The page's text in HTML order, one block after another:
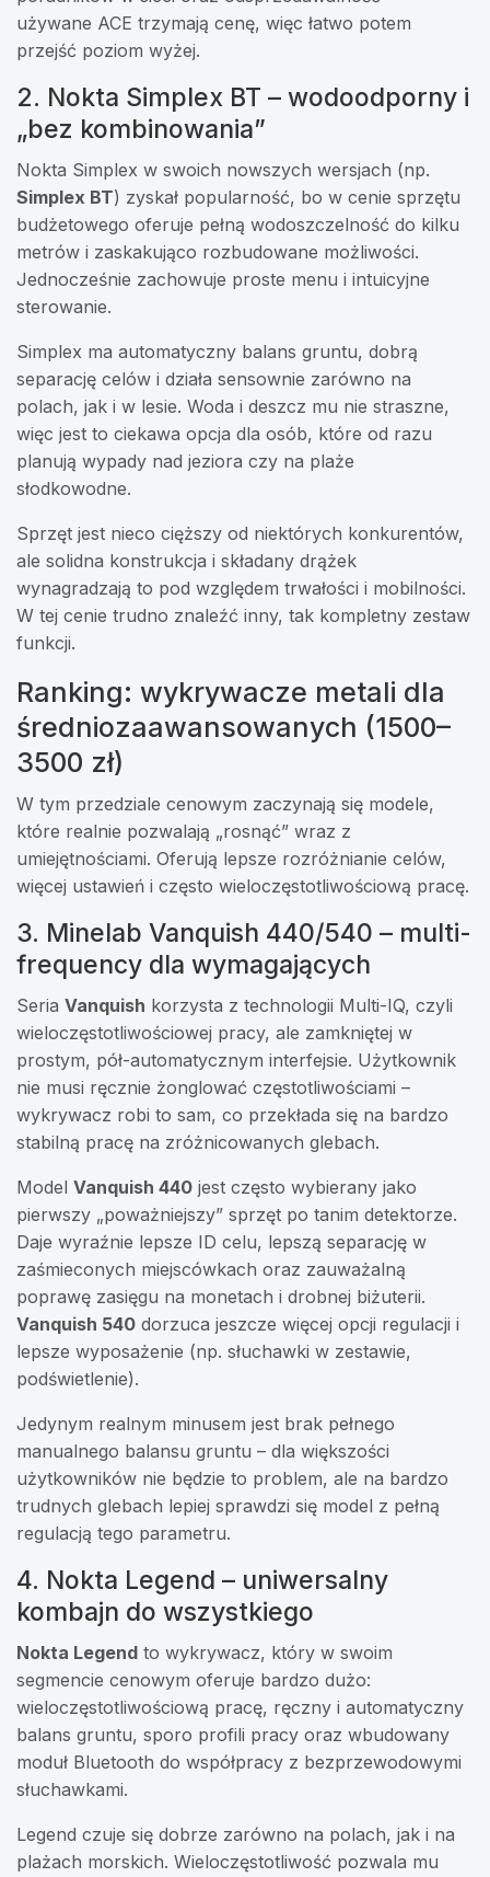
używane ACE trzymają cenę, więc łatwo potem
przejść poziom wyżej.
2. Nokta Simplex BT – wodoodporny i
„bez kombinowania”
Nokta Simplex w swoich nowszych wersjach (np.
Simplex BT) zyskał popularność, bo w cenie sprzętu
budżetowego oferuje pełną wodoszczelność do kilku
metrów i zaskakująco rozbudowane możliwości.
Jednocześnie zachowuje proste menu i intuicyjne
sterowanie.
Simplex ma automatyczny balans gruntu, dobrą
separację celów i działa sensownie zarówno na
polach, jak i w lesie. Woda i deszcz mu nie straszne,
więc jest to ciekawa opcja dla osób, które od razu
planują wypady nad jeziora czy na plaże
słodkowodne.
Sprzęt jest nieco cięższy od niektórych konkurentów,
ale solidna konstrukcja i składany drążek
wynagradzają to pod względem trwałości i mobilności.
W tej cenie trudno znaleźć inny, tak kompletny zestaw
funkcji.
Ranking: wykrywacze metali dla
średniozaawansowanych (1500–
3500 zł)
W tym przedziale cenowym zaczynają się modele,
które realnie pozwalają „rosnąć” wraz z
umiejętnościami. Oferują lepsze rozróżnianie celów,
więcej ustawień i często wieloczęstotliwościową pracę.
3. Minelab Vanquish 440/540 – multi-
frequency dla wymagających
Seria Vanquish korzysta z technologii Multi-IQ, czyli
wieloczęstotliwościowej pracy, ale zamkniętej w
prostym, pół-automatycznym interfejsie. Użytkownik
nie musi ręcznie żonglować częstotliwościami –
wykrywacz robi to sam, co przekłada się na bardzo
stabilną pracę na zróżnicowanych glebach.
Model Vanquish 440 jest często wybierany jako
pierwszy „poważniejszy” sprzęt po tanim detektorze.
Daje wyraźnie lepsze ID celu, lepszą separację w
zaśmieconych miejscówkach oraz zauważalną
poprawę zasięgu na monetach i drobnej biżuterii.
Vanquish 540 dorzuca jeszcze więcej opcji regulacji i
lepsze wyposażenie (np. słuchawki w zestawie,
podświetlenie).
Jedynym realnym minusem jest brak pełnego
manualnego balansu gruntu – dla większości
użytkowników nie będzie to problem, ale na bardzo
trudnych glebach lepiej sprawdzi się model z pełną
regulacją tego parametru.
4. Nokta Legend – uniwersalny
kombajn do wszystkiego
Nokta Legend to wykrywacz, który w swoim
segmencie cenowym oferuje bardzo dużo:
wieloczęstotliwościową pracę, ręczny i automatyczny
balans gruntu, sporo profili pracy oraz wbudowany
moduł Bluetooth do współpracy z bezprzewodowymi
słuchawkami.
Legend czuje się dobrze zarówno na polach, jak i na
plażach morskich. Wieloczęstotliwość pozwala mu